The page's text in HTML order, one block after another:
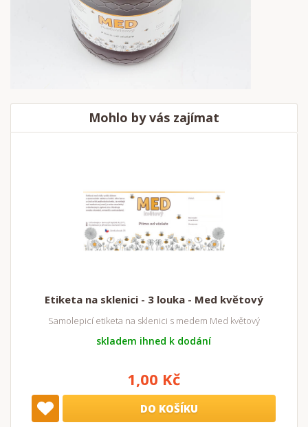
Mohlo by vás zajímat
Etiketa na sklenici - 3 louka - Med květový
Samolepicí etiketa na sklenici s medem Med květový
skladem ihned k dodání
1,00 Kč
DO KOŠÍKU